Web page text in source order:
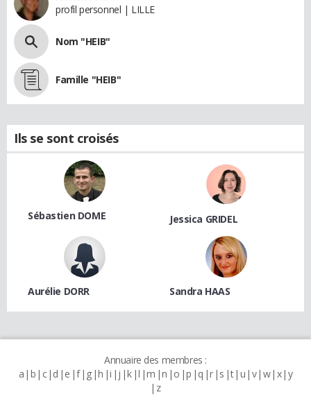
profil personnel | LILLE
Nom "HEIB"
Famille "HEIB"
Ils se sont croisés
Sébastien DOME Jessica GRIDEL
Aurélie DORR Sandra HAAS
Annuaire des membres :
a b c d e f g h i j k l m n o p q r s t u v w x y
z